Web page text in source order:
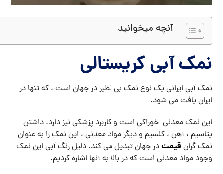
آنچه میخوانید
نمک آبی کریستالی
نمک آبی ایرانی یک نوع نمک بی نظیر در جهان است ، که تنها در
ایران یافت می شود.
این نمک معدنی خوراکی است و کاربرد پزشکی نیز دارد. داشتن
پتاسیم ، آهن ، کلسیم و دیگر مواد معدنی ، این نمک را به عنوان
نمک گران قیمتدر جهان تبدیل می کند. دلیل رنگ آبی این نمک
وجود مواد معدنی است که در بالا به آنها اشاره کردیم.